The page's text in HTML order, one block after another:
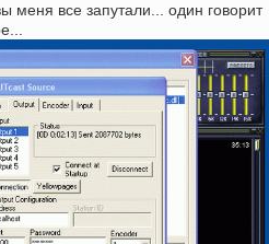
меня все запутали... один говорит